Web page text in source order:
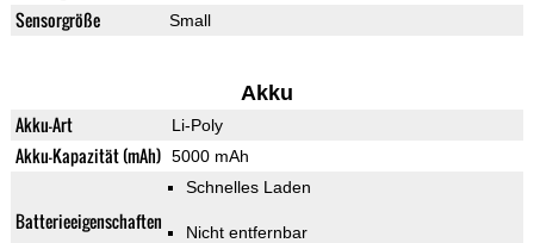
Sensorgröße Small
Akku
Akku-Art Li-Poly
Akku-Kapazität (mAh) 5000 mAh
Batterieeigenschaften
Schnelles Laden
Nicht entfernbar